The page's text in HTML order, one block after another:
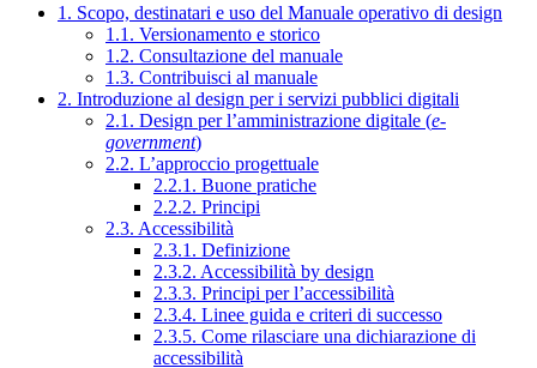
1. Scopo, destinatari e uso del Manuale operativo di design
1.1. Versionamento e storico
1.2. Consultazione del manuale
1.3. Contribuisci al manuale
2. Introduzione al design per i servizi pubblici digitali
2.1. Design per l’amministrazione digitale (e-
government)
2.2. L’approccio progettuale
2.2.1. Buone pratiche
2.2.2. Principi
2.3. Accessibilità
2.3.1. Definizione
2.3.2. Accessibilità by design
2.3.3. Principi per l’accessibilità
2.3.4. Linee guida e criteri di successo
2.3.5. Come rilasciare una dichiarazione di
accessibilità